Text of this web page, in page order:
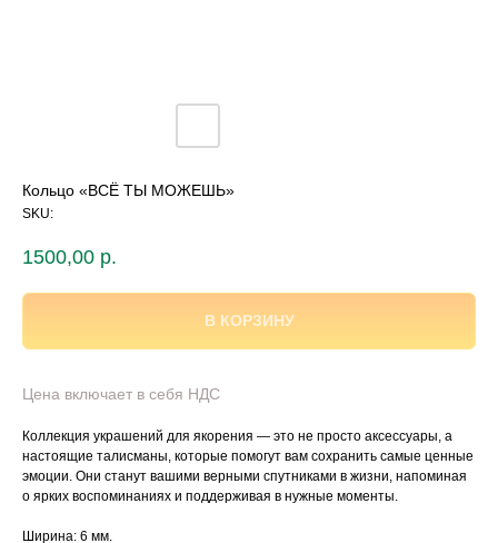
Кольцо «ВСЁ ТЫ МОЖЕШЬ»
SKU:
1500,00 р.
В КОРЗИНУ
Цена включает в себя НДС
Коллекция украшений для якорения — это не просто аксессуары, а
настоящие талисманы, которые помогут вам сохранить самые ценные
эмоции. Они станут вашими верными спутниками в жизни, напоминая
о ярких воспоминаниях и поддерживая в нужные моменты.
Ширина: 6 мм.